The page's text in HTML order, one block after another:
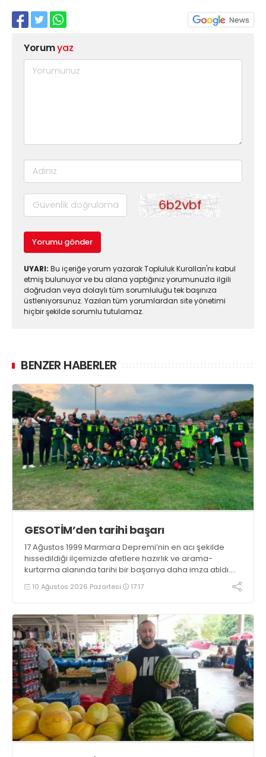
Yorumyaz
Yorumu gönder
UYARI: Bu içeriğe yorum yazarak Topluluk Kuralları'nı kabul
etmiş bulunuyor ve bu alana yaptığınız yorumunuzla ilgili
doğrudan veya dolaylı tüm sorumluluğu tek başınıza
üstleniyorsunuz. Yazılan tüm yorumlardan site yönetimi
hiçbir şekilde sorumlu tutulamaz.
BENZER HABERLER
GESOTİM’den tarihi başarı
17 Ağustos 1999 Marmara Depremi’nin en acı şekilde
hissedildiği ilçemizde afetlere hazırlık ve arama-
kurtarma alanında tarihi bir başarıya daha imza atıldı.
Gölcük Arama Kurtarma Derneği (GESOTİM),
bünyesindeki 4. arama-kurtarma ekibinin akreditasyon
10 Ağustos 2026 Pazartesi 17:17